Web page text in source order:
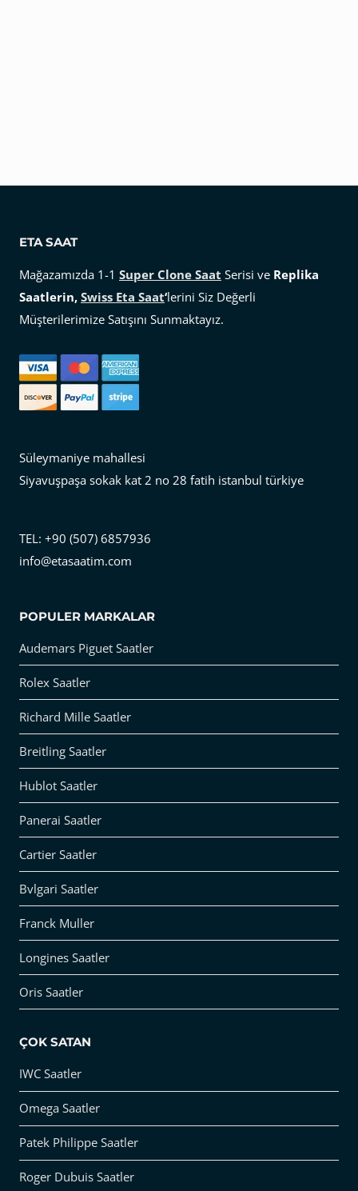
ETA SAAT
Mağazamızda 1-1 Super Clone Saat Serisi ve Replika
Saatlerin, Swiss Eta Saat‘lerini Siz Değerli
Müşterilerimize Satışını Sunmaktayız.
Süleymaniye mahallesi
Siyavuşpaşa sokak kat 2 no 28 fatih istanbul türkiye
TEL: +90 (507) 6857936
info@etasaatim.com
POPULER MARKALAR
Audemars Piguet Saatler
Rolex Saatler
Richard Mille Saatler
Breitling Saatler
Hublot Saatler
Panerai Saatler
Cartier Saatler
Bvlgari Saatler
Franck Muller
Longines Saatler
Oris Saatler
ÇOK SATAN
IWC Saatler
Omega Saatler
Patek Philippe Saatler
Roger Dubuis Saatler